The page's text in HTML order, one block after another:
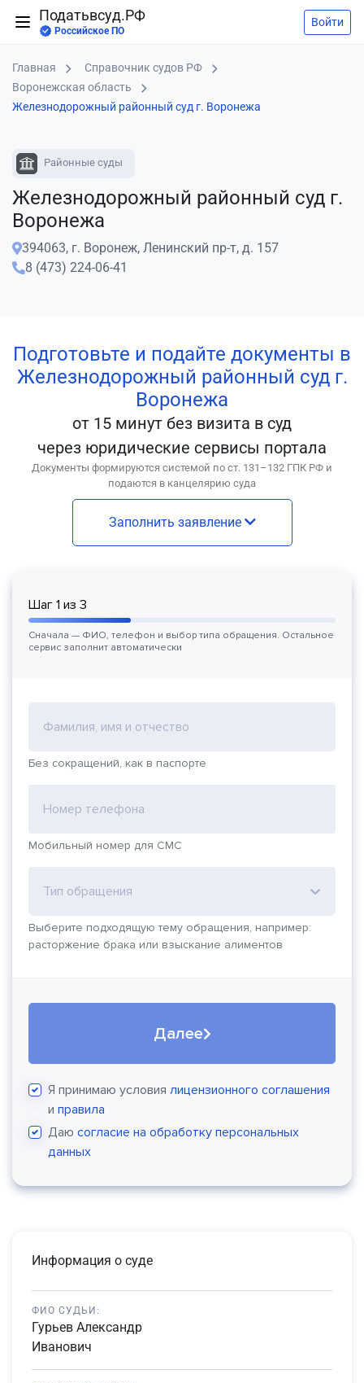
Податьвсуд.РФ
Российское ПО
Войти
Главная
Справочник судов РФ
Воронежская область
Железнодорожный районный суд г. Воронежа
Районные суды
Железнодорожный районный суд г.
Воронежа
394063, г. Воронеж, Ленинский пр-т, д. 157
8 (473) 224-06-41
Подготовьте и подайте документы в
Железнодорожный районный суд г.
Воронежа
от 15 минут без визита в суд
через юридические сервисы портала
Документы формируются системой по ст. 131–132 ГПК РФ и
подаются в канцелярию суда
Заполнить заявление
Шаг 1 из 3
Сначала — ФИО, телефон и выбор типа обращения. Остальное
сервис заполнит автоматически
Фамилия, имя и отчество
Без сокращений, как в паспорте
Номер телефона
Мобильный номер для СМС
Тип обращения
Выберите подходящую тему обращения, например:
расторжение брака или взыскание алиментов
Далее
Я принимаю условия лицензионного соглашения
и правила
Даю согласие на обработку персональных
данных
Информация о суде
ФИО СУДЬИ:
Гурьев Александр
Иванович